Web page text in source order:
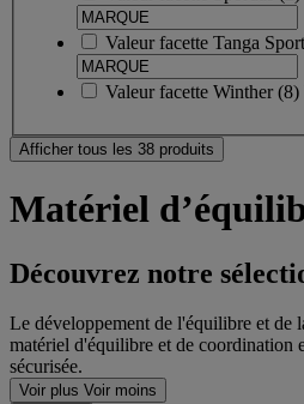
Valeur facette Tanga
Valeur facette Winther(8)
Afficher tous les 38 produits
Matériel
Découvrez notre
Le développement de l'équilibre et de
matériel d'équilibre et de coordination
sécurisée.
Voir plus Voir moins